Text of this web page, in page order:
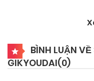
Chapter 15 29/10/2024
BÌNH LUẬN
GIKYOUDAI(0)